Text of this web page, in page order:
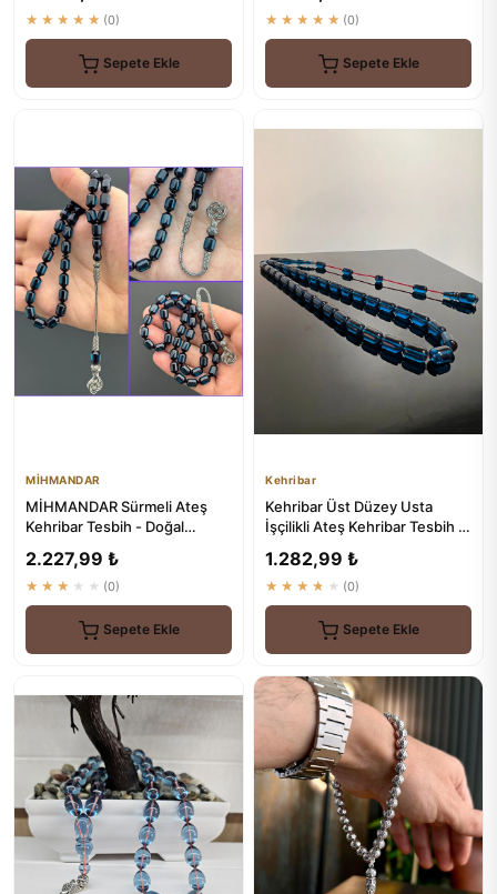
★★★★★ (0)
Sepete Ekle
★★★★★ (0)
Sepete Ekle
MİHMANDAR
MİHMANDAR Sürmeli Ateş
Kehribar Tesbih - Doğal
Kombinasyonu
2.227,99 ₺
★★★★★ (0)
Sepete Ekle
Kehribar
Kehribar Üst Düzey Usta
İşçilikli Ateş Kehribar Tesbih -
1.282,99 ₺
★★★★★ (0)
Sepete Ekle